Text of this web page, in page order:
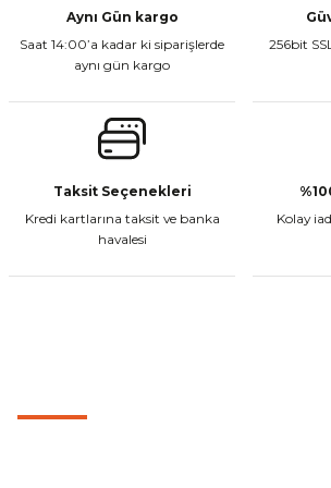
Gönder
Sepete Ekle
Vexo Stunt Motosiklet Eldiveni Siyah
₺ 1.149,00
Aynı Gün kargo
Saat 14:00’a kadar ki siparişlerde
aynı gün kargo
256bit
Taksit Seçenekleri
Kredi kartlarına taksit ve banka
havalesi
Kolay